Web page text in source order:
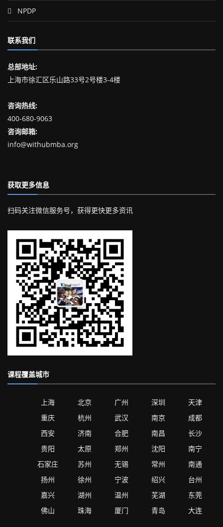
NPDP
联系我们
总部地址:
上海市徐汇区乐山路33号2号楼3-4楼
咨询热线:
400-680-9063
咨询邮箱:
info@withubmba.org
获取更多信息
扫码关注微信服务号，获得更快更多资讯
课程覆盖城市
上海 北京 广州 深圳
天津
重庆
杭州 武汉 南京
成都
西安
济南 合肥 南昌
长沙
贵阳
太原 郑州 沈阳
南宁
石家庄
苏州 无锡 常州
南通
扬州
徐州 宁波 绍兴
台州
嘉兴
湖州 温州 芜湖
东莞
佛山
珠海 厦门 青岛 大连